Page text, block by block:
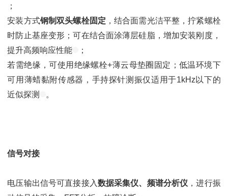
；
安装方式钢制双头螺栓固定 ，结合面需光洁平整，拧紧螺栓
时防止基座变形；可在结合面涂薄层硅脂，增加安装刚度，
提升高频响应性能
；
若需绝缘，可使用绝缘螺栓+薄云母垫圈固定；低温环境下
可用薄蜡黏附传感器，手持探针测振仅适用于1kHz以下的
近似探测
。
信号对接
电压输出信号可直接接入数据采集仪、频谱分析仪 ，进行振